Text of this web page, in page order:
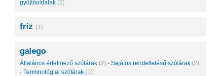
gyűjtőoldalak (2)
fríz (1)
galego
Általános értelmező szótárak (2) · Sajátos rendeltetésű szótárak (2)
· Terminológiai szótárak (1)